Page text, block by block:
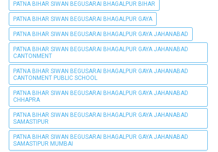
PATNA BIHAR SIWAN BEGUSARAI BHAGALPUR BIHAR
PATNA BIHAR SIWAN BEGUSARAI BHAGALPUR GAYA
PATNA BIHAR SIWAN BEGUSARAI BHAGALPUR GAYA JAHANABAD
PATNA BIHAR SIWAN BEGUSARAI BHAGALPUR GAYA JAHANABAD
CANTONMENT
PATNA BIHAR SIWAN BEGUSARAI BHAGALPUR GAYA JAHANABAD
CANTONMENT PUBLIC SCHOOL
PATNA BIHAR SIWAN BEGUSARAI BHAGALPUR GAYA JAHANABAD
CHHAPRA
PATNA BIHAR SIWAN BEGUSARAI BHAGALPUR GAYA JAHANABAD
SAMASTIPUR
PATNA BIHAR SIWAN BEGUSARAI BHAGALPUR GAYA JAHANABAD
SAMASTIPUR MUMBAI